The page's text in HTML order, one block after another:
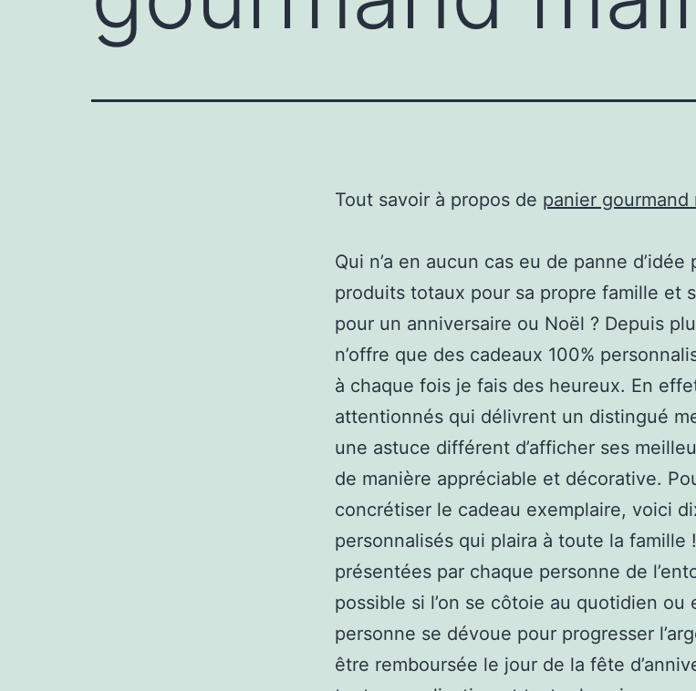
Tout savoir à propos de panier gourmand
Qui n’a en aucun cas eu de panne
produits totaux pour sa propre famille et
pour un anniversaire ou Noël ? Depuis
n’offre que des cadeaux 100%
à chaque fois je fais des heureux. En
attentionnés qui délivrent un distingué
une astuce différent d’afficher ses
de manière appréciable et décorative.
concrétiser le cadeau exemplaire, voici
personnalisés qui plaira à toute la famille
présentées par chaque personne de
possible si l’on se côtoie au quotidien ou
personne se dévoue pour progresser
être remboursée le jour de la fête